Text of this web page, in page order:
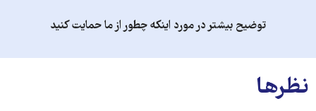
توضیح بیشتر در مورد اینکه چطور از ما حمایت کنید
نظرها